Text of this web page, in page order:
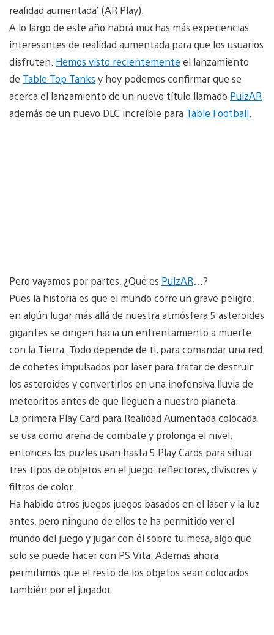
realidad aumentada’ (AR Play).
A lo largo de este año habrá muchas más experiencias
interesantes de realidad aumentada para que los usuarios
disfruten. Hemos visto recientemente el lanzamiento
de Table Top Tanks y hoy podemos confirmar que se
acerca el lanzamiento de un nuevo título llamado PulzAR
además de un nuevo DLC increíble para Table Football
Pero vayamos por partes, ¿Qué es PulzAR…?
Pues la historia es que el mundo corre un grave peligro,
en algún lugar más allá de nuestra atmósfera 5 asteroides
gigantes se dirigen hacia un enfrentamiento a muerte
con la Tierra. Todo depende de ti, para comandar una red
de cohetes impulsados ​​por láser para tratar de destruir
los asteroides y convertirlos en una inofensiva lluvia de
meteoritos antes de que lleguen a nuestro planeta.
La primera Play Card para Realidad Aumentada colocada
se usa como arena de combate y prolonga el nivel,
entonces los puzles usan hasta 5 Play Cards para situar
tres tipos de objetos en el juego: reflectores, divisores y
filtros de color.
Ha habido otros juegos juegos basados en el láser y la luz
antes, pero ninguno de ellos te ha permitido ver el
mundo del juego y jugar con él sobre tu mesa, algo que
solo se puede hacer con PS Vita. Ademas ahora
permitimos que el resto de los objetos sean colocados
también por el jugador.